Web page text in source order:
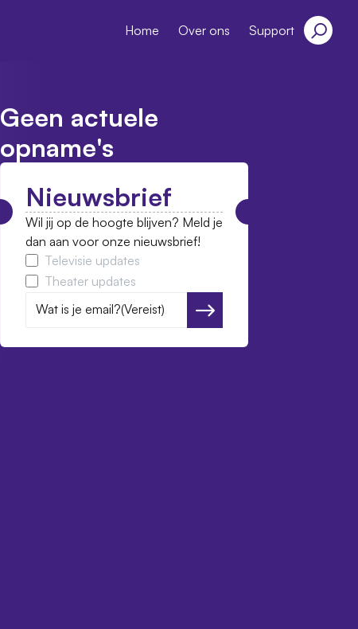
Home Over ons Support
Geen actuele
opname's
Nieuwsbrief
Wil jij op de hoogte blijven? Meld je
dan aan voor onze nieuwsbrief!
Televisie updates
Theater updates
Wat is je email?(Vereist) Versturen